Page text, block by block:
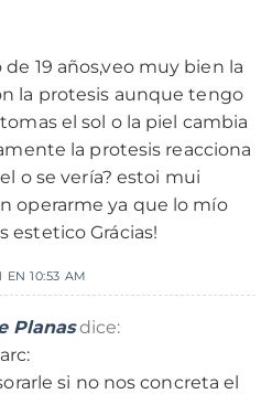
19 años,veo muy bien la
la protesis aunque tengo
el sol o la piel cambia
la protesis reacciona
o se vería? estoi mui
operarme ya que lo mío
estetico Grácias!
EN 10:53 AM
Planas dice:
si no nos concreta el